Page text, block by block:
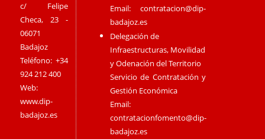
c/ Felipe
Checa, 23 -
06071
Badajoz
Teléfono: +34
924 212 400
Web:
www.dip-
badajoz.es
Email:contratacion@dip-
badajoz.es
Delegación de
Infraestructuras, Movilidad
y Odenación del Territorio
Servicio de Contratación y
Gestión Económica
Email:
contratacionfomento@dip-
badajoz.es